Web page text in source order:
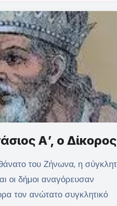
Α’, ο Δίκορος
οι δήμοι αναγόρευσαν
τον ανώτατο συγκλητικό